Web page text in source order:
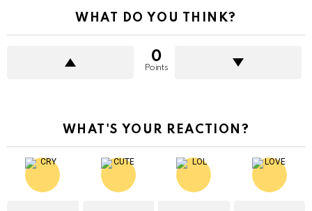
WHAT DO YOU THINK?
0
Points
WHAT'S YOUR REACTION?